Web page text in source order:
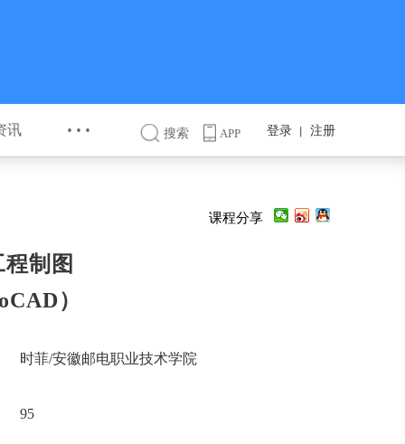
讯 ··· 搜索 APP 登录 注册
课程分享
制图
）
时菲/安徽邮电职业技术学院
95